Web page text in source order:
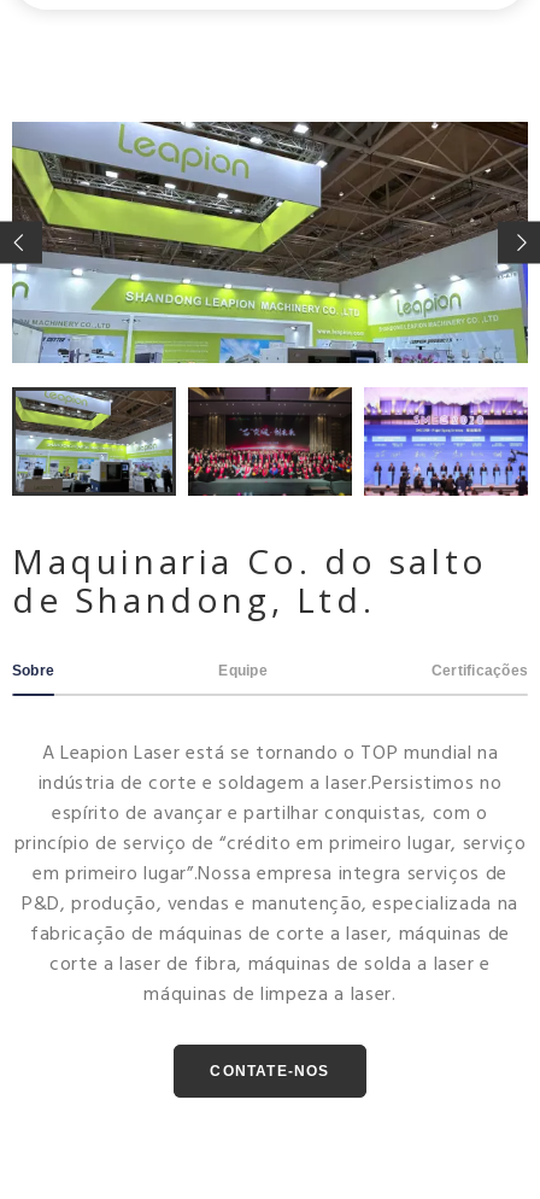
Maquinaria Co. do salto
de Shandong, Ltd.
Sobre Equipe Certificações
A Leapion Laser está se tornando o TOP mundial na
indústria de corte e soldagem a laser.Persistimos no
espírito de avançar e partilhar conquistas, com o
princípio de serviço de “crédito em primeiro lugar, serviço
em primeiro lugar”.Nossa empresa integra serviços de
P&D, produção, vendas e manutenção, especializada na
fabricação de máquinas de corte a laser, máquinas de
corte a laser de fibra, máquinas de solda a laser e
máquinas de limpeza a laser.
CONTATE-NOS